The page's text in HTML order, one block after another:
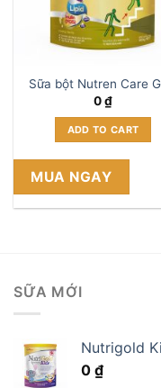
Sữa bột Nutren Care
0₫
ADD TO CART
MUA NGAY
SỮA MỚI
Nutrigold
0 ₫